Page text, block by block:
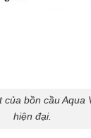
của bồn cầu Aqua
hiện đại.